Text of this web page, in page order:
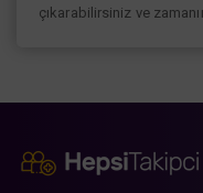
çıkarabilirsiniz ve